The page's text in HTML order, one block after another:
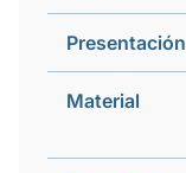
Presentación
Material